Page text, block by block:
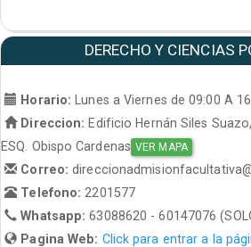
DERECHO Y CIENCIAS
Horario:
Lunes a Viernes de 09:00 A
Direccion: Edificio Hernán Siles
ESQ. Obispo Cardenas VER MAPA
Correo:
Telefono: 2201577
Whatsapp:63088620 - 60147076
Pagina Web: Click para entrar a la